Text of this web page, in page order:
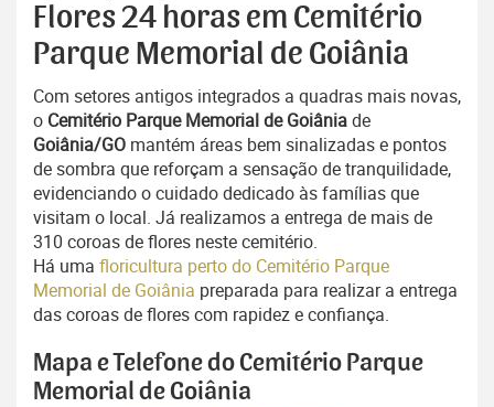
Flores 24 horas em Cemitério
Parque Memorial de Goiânia
Com setores antigos integrados a quadras mais novas,
o Cemitério Parque Memorial de Goiâniade
Goiânia/GO mantém áreas bem sinalizadas e pontos
de sombra que reforçam a sensação de tranquilidade,
evidenciando o cuidado dedicado às famílias que
visitam o local. Já realizamos a entrega de mais de
310 coroas de flores neste cemitério.
Há uma floricultura perto do Cemitério Parque
Memorial de Goiânia preparada para realizar a entrega
das coroas de flores com rapidez e confiança.
Mapa e Telefone do Cemitério Parque
Memorial de Goiânia